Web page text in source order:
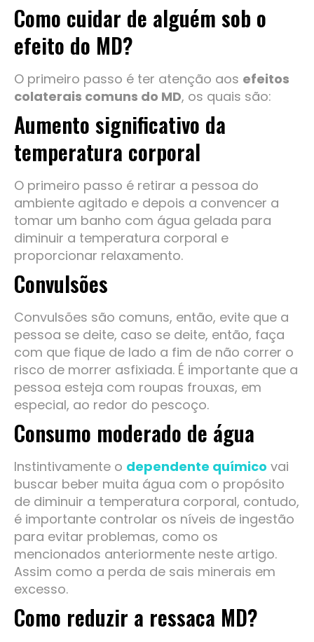
Como cuidar de alguém sob o
efeito do MD?
O primeiro passo é ter atenção aos efeitos
colaterais comuns do MD, os quais são:
Aumento significativo da
temperatura corporal
O primeiro passo é retirar a pessoa do
ambiente agitado e depois a convencer a
tomar um banho com água gelada para
diminuir a temperatura corporal e
proporcionar relaxamento.
Convulsões
Convulsões são comuns, então, evite que a
pessoa se deite, caso se deite, então, faça
com que fique de lado a fim de não correr o
risco de morrer asfixiada. É importante que a
pessoa esteja com roupas frouxas, em
especial, ao redor do pescoço.
Consumo moderado de água
Instintivamente o dependente químico vai
buscar beber muita água com o propósito
de diminuir a temperatura corporal, contudo,
é importante controlar os níveis de ingestão
para evitar problemas, como os
mencionados anteriormente neste artigo.
Assim como a perda de sais minerais em
excesso.
Como reduzir a ressaca MD?